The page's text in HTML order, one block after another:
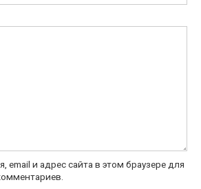
email и адрес сайта в этом браузере для